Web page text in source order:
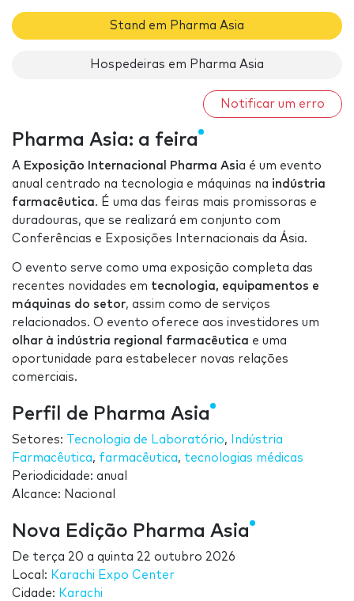
Stand em Pharma Asia
Hospedeiras em Pharma Asia
Notificar um erro
Pharma Asia: a feira
A Exposição Internacional Pharma Asia é um evento
anual centrado na tecnologia e máquinas na indústria
farmacêutica. É uma das feiras mais promissoras e
duradouras, que se realizará em conjunto com
Conferências e Exposições Internacionais da Ásia.
O evento serve como uma exposição completa das
recentes novidades em tecnologia, equipamentos e
máquinas do setor, assim como de serviços
relacionados. O evento oferece aos investidores um
olhar à indústria regional farmacêutica e uma
oportunidade para estabelecer novas relações
comerciais.
Perfil de Pharma Asia
Setores: Tecnologia de Laboratório,
Indústria
Farmacêutica, farmacêutica, tecnologias médicas
Periodicidade: anual
Alcance: Nacional
Nova Edição Pharma Asia
De terça 20 a quinta 22 outubro 2026
Local: Karachi Expo Center
Cidade: Karachi